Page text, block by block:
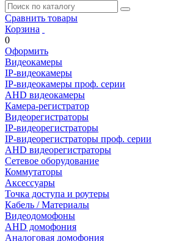
Сравнить товары
Корзина
0
Оформить
Видеокамеры
IP-видеокамеры
IP-видеокамеры проф. серии
AHD видеокамеры
Камера-регистратор
Видеорегистраторы
IP-видеорегистраторы
IP-видеорегистраторы проф. серии
AHD видеорегистраторы
Сетевое оборудование
Коммутаторы
Аксессуары
Точка доступа и роутеры
Кабель / Материалы
Видеодомофоны
AHD домофония
Аналоговая домофония